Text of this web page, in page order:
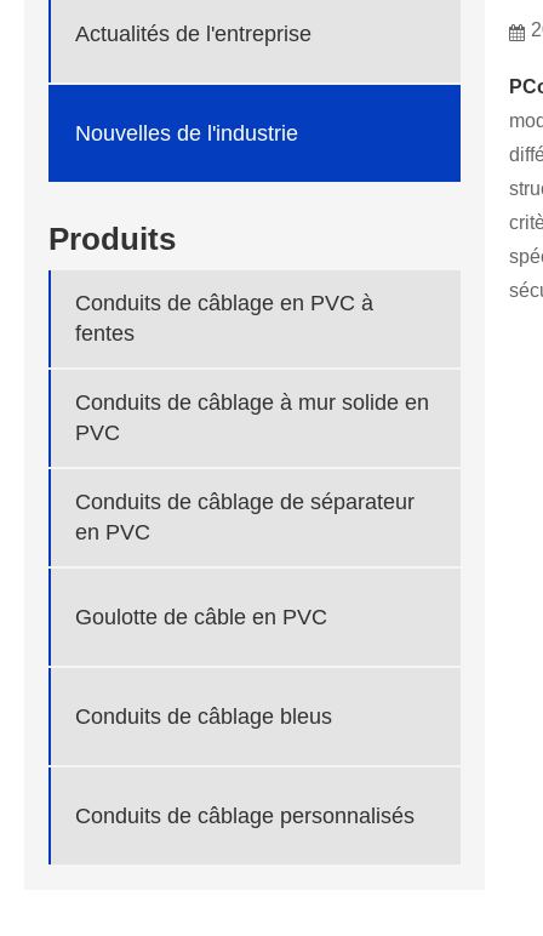
Actualités de l'entreprise
Nouvelles de l'industrie
Produits
Conduits de câblage en PVC à
fentes
Conduits de câblage à mur solide en
PVC
Conduits de câblage de séparateur
en PVC
Goulotte de câble en PVC
Conduits de câblage bleus
Conduits de câblage personnalisés
P